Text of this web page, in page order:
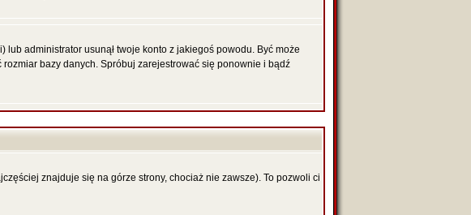
lub administrator usunął twoje konto z jakiegoś powodu. Być może
bazy danych. Spróbuj zarejestrować się ponownie i bądź
znajduje się na górze strony, chociaż nie zawsze). To pozwoli ci